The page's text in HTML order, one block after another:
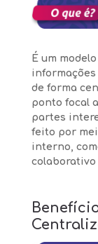
É um
de forma
ponto focal
partes
feito por
interno,
colaborativo